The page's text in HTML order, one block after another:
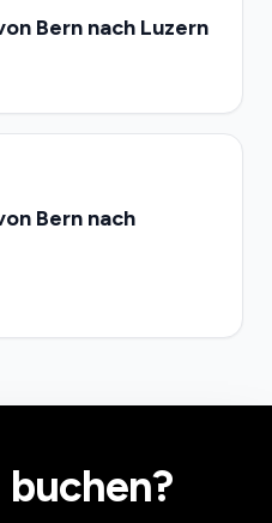
Bern nach Luzern
Bern nach
buchen?